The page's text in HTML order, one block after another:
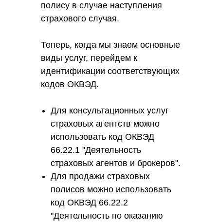
полису в случае наступления
страхового случая.
Теперь, когда мы знаем основные
виды услуг, перейдем к
идентификации соответствующих
кодов ОКВЭД.
Для консультационных услуг
страховых агентств можно
использовать код ОКВЭД
66.22.1 "Деятельность
страховых агентов и брокеров".
Для продажи страховых
полисов можно использовать
код ОКВЭД 66.22.2
"Деятельность по оказанию